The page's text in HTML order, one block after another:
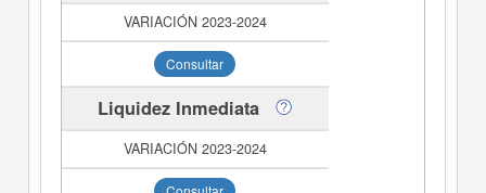
Consultar
Liquidez Inmediata